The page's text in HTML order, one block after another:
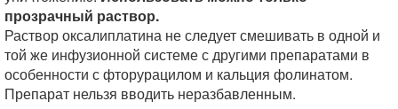
прозрачный раствор.
Раствор оксалиплатина не следует смешивать в одной и
той же инфузионной системе с другими препаратами в
особенности с фторурацилом и кальция фолинатом.
Препарат нельзя вводить неразбавленным.